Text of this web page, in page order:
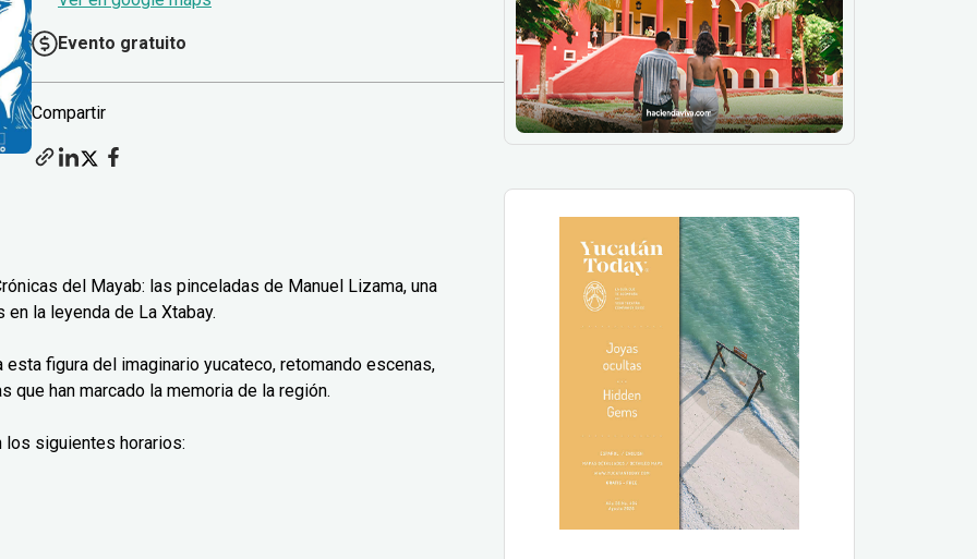
Evento gratuito
Compartir
del Mayab: las pinceladas de Manuel Lizama, una
la leyenda de La Xtabay.
figura del imaginario yucateco, retomando escenas,
han marcado la memoria de la región.
siguientes horarios: